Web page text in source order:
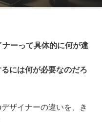
ーって具体的に何が違
には何が必要なのだろ
ザイナーの違いを、き